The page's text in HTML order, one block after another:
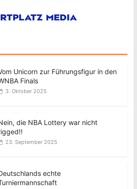
Unicorn zur Führungsfigur in den
Finals
3. Oktober 2025
die NBA Lottery war nicht
23. September 2025
echte